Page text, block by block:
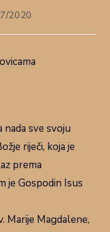
2020
nada sve svoju
riječi, koja je
prema
je Gospodin Isus
Marije Magdalene,